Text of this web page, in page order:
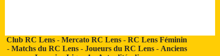
Club RC Lens -Mercato RC Lens -RC Lens Féminin
- Matchs du RC Lens- Joueurs du RC Lens- Anciens